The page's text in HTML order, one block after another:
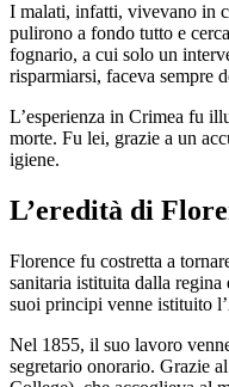
I malati, infatti, vivevano in
pulirono a fondo tutto e
fognario, a cui solo un
risparmiarsi, faceva sempre
L’esperienza in Crimea fu
morte. Fu lei, grazie a un
igiene.
L’eredità di
Florence fu costretta a
sanitaria istituita dalla regina
suoi principi venne istituito
Nel 1855, il suo lavoro
segretario onorario. Grazie